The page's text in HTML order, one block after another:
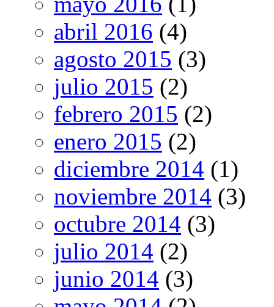
abril 2016 (4)
agosto 2015 (3)
julio 2015 (2)
febrero 2015 (2)
enero 2015 (2)
diciembre 2014 (1)
noviembre 2014 (3)
octubre 2014 (3)
julio 2014 (2)
junio 2014 (3)